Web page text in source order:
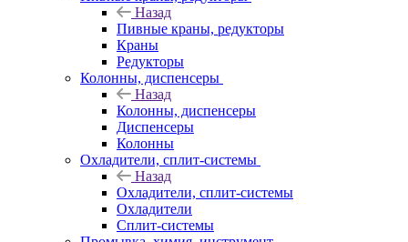
Назад
Пивные краны, редукторы
Краны
Редукторы
Колонны, диспенсеры
Назад
Колонны, диспенсеры
Диспенсеры
Колонны
Охладители, сплит-системы
Назад
Охладители, сплит-системы
Охладители
Сплит-системы